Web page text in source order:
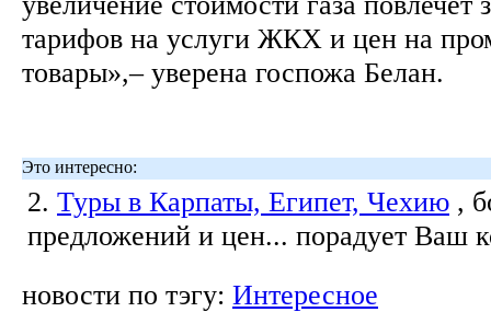
тарифов на услуги ЖКХ и цен на
товары»,– уверена госпожа Белан.
Это интересно:
2. Туры в Карпаты, Египет, Чехию ,
предложений и цен... порадует Ваш
новости по тэгу: Интересное